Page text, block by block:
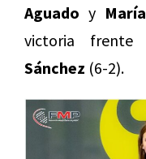
Aguado y
victoria
Sánchez (6-2).